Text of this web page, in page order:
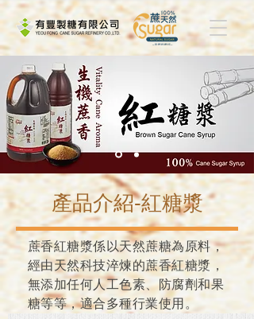
​產品介紹-紅糖漿
蔗香紅糖漿係以天然蔗糖為原料，
經由天然科技淬煉的蔗香紅糖漿，
無添加任何人工色素、防腐劑和果
糖等等，適合多種行業使用。